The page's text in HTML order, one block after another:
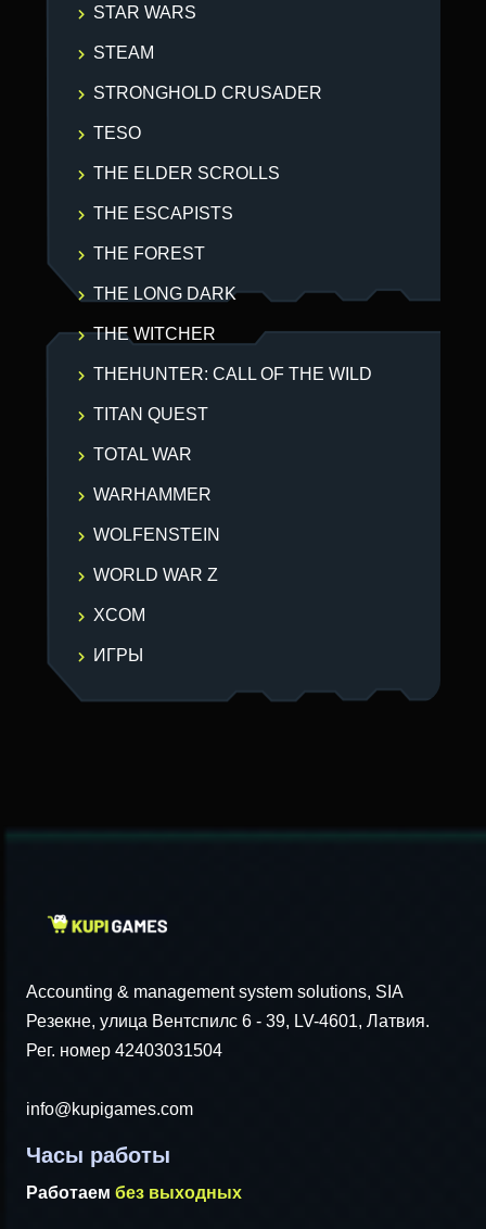
STAR WARS
STEAM
STRONGHOLD CRUSADER
TESO
THE ELDER SCROLLS
THE ESCAPISTS
THE FOREST
THE LONG DARK
THE WITCHER
THEHUNTER: CALL OF THE WILD
TITAN QUEST
TOTAL WAR
WARHAMMER
WOLFENSTEIN
WORLD WAR Z
XCOM
ИГРЫ
Accounting & management system solutions, SIA
Резекне, улица Вентспилс 6 - 39, LV-4601, Латвия.
Рег. номер 42403031504
info@kupigames.com
Часы работы
Работаем без выходных